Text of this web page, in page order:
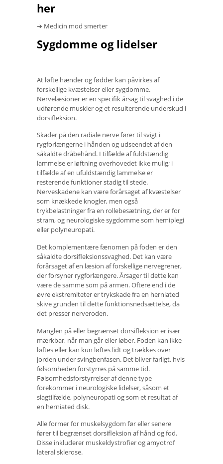
her
➔ Medicin mod smerter
Sygdomme og lidelser
At løfte hænder og fødder kan påvirkes af
forskellige kvæstelser eller sygdomme.
Nervelæsioner er en specifik årsag til svaghed i de
udførende muskler og et resulterende underskud i
dorsifleksion.
Skader på den radiale nerve fører til svigt i
rygforlængerne i hånden og udseendet af den
såkaldte dråbehånd. I tilfælde af fuldstændig
lammelse er løftning overhovedet ikke mulig; i
tilfælde af en ufuldstændig lammelse er
resterende funktioner stadig til stede.
Nerveskadene kan være forårsaget af kvæstelser
som knækkede knogler, men også
trykbelastninger fra en rollebesætning, der er for
stram, og neurologiske sygdomme som hemiplegi
eller polyneuropati.
Det komplementære fænomen på foden er den
såkaldte dorsifleksionssvaghed. Det kan være
forårsaget af en læsion af forskellige nervegrener,
der forsyner rygforlængere. Årsager til dette kan
være de samme som på armen. Oftere end i de
øvre ekstremiteter er trykskade fra en herniated
skive grunden til dette funktionsnedsættelse, da
det presser nerveroden.
Manglen på eller begrænset dorsifleksion er især
mærkbar, når man går eller løber. Foden kan ikke
løftes eller kan kun løftes lidt og trækkes over
jorden under svingbenfasen. Det bliver farligt, hvis
følsomheden forstyrres på samme tid.
Følsomhedsforstyrrelser af denne type
forekommer i neurologiske lidelser, såsom et
slagtilfælde, polyneuropati og som et resultat af
en herniated disk.
Alle former for muskelsygdom før eller senere
fører til begrænset dorsifleksion af hånd og fod.
Disse inkluderer muskeldystrofier og amyotrof
lateral sklerose.